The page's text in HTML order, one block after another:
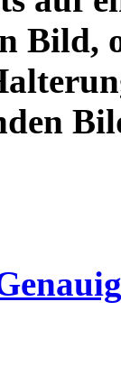
Bild,